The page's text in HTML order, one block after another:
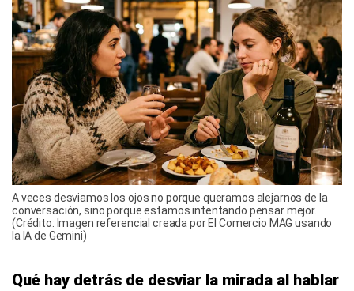
A veces desviamos los ojos no porque queramos alejarnos de la
conversación, sino porque estamos intentando pensar mejor.
(Crédito: Imagen referencial creada por El Comercio MAG usando
la IA de Gemini)
Qué hay detrás de desviar la mirada al hablar